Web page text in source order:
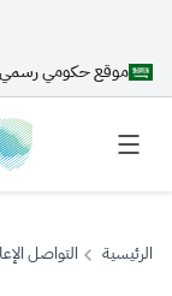
موقع حكومي رسمي
الرئيسية التواصل